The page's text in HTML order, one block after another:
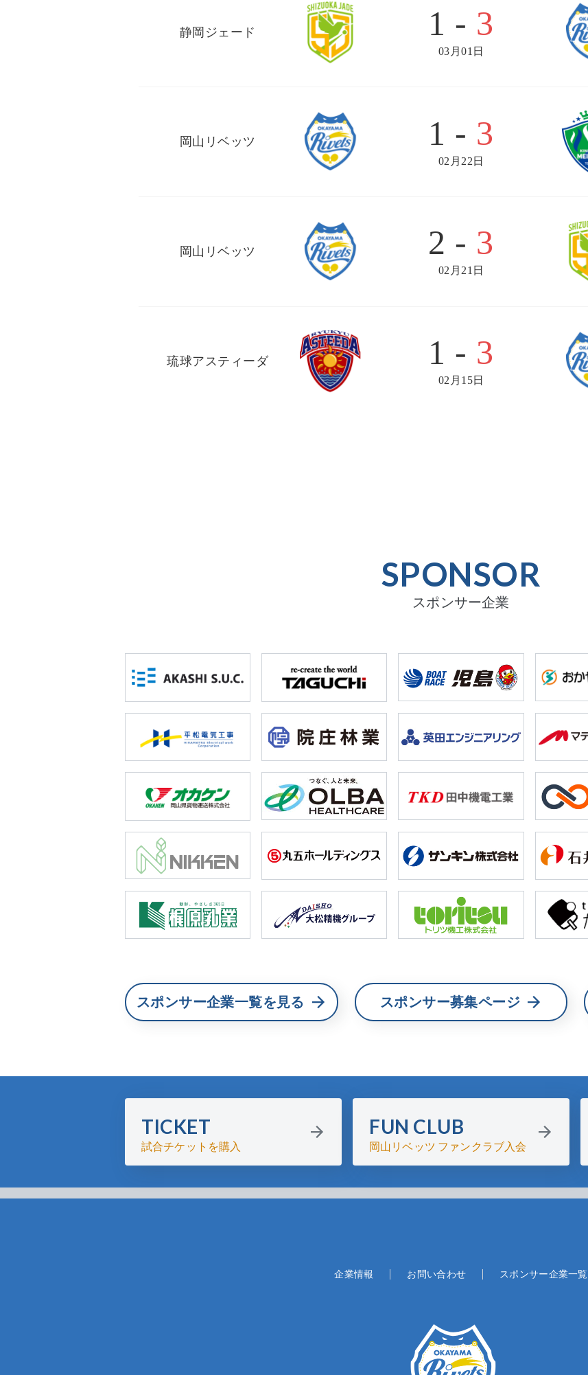
静岡ジェード 1 - 3
03月01日
岡山リベッツ 1 - 3
02月22日
岡山リベッツ 2 - 3
02月21日
琉球アスティーダ 1 - 3
02月15日
SPONSOR
スポンサー企業
スポンサー企業一覧を見る スポンサー募集ページ
TICKET
試合チケットを購入
FUN CLUB
岡山リベッツ ファンクラブ入会
企業情報 お問い合わせ スポンサー企業一覧